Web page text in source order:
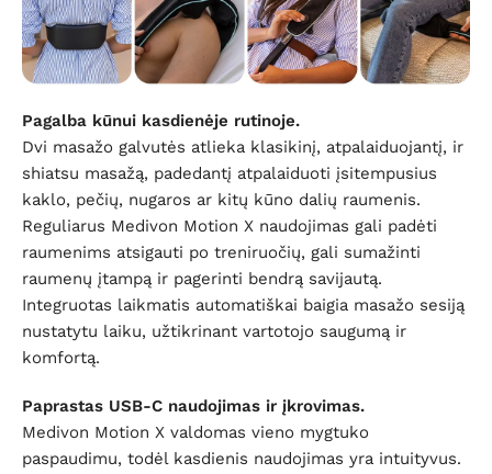
Pagalba kūnui kasdienėje rutinoje.
Dvi masažo galvutės atlieka klasikinį, atpalaiduojantį, ir
shiatsu masažą, padedantį atpalaiduoti įsitempusius
kaklo, pečių, nugaros ar kitų kūno dalių raumenis.
Reguliarus Medivon Motion X naudojimas gali padėti
raumenims atsigauti po treniruočių, gali sumažinti
raumenų įtampą ir pagerinti bendrą savijautą.
Integruotas laikmatis automatiškai baigia masažo sesiją
nustatytu laiku, užtikrinant vartotojo saugumą ir
komfortą.
Paprastas USB-C naudojimas ir įkrovimas.
Medivon Motion X valdomas vieno mygtuko
paspaudimu, todėl kasdienis naudojimas yra intuityvus.